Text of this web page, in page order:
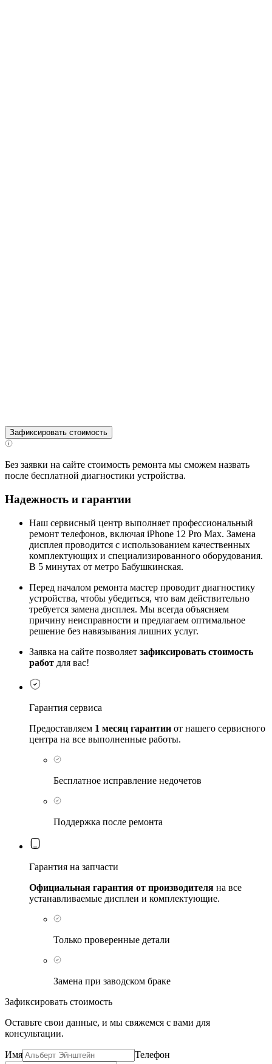
Зафиксировать стоимость
Без заявки на сайте стоимость ремонта мы сможем назвать
после бесплатной диагностики устройства.
Надежность и гарантии
Наш сервисный центр выполняет профессиональный
ремонт телефонов, включая iPhone 12 Pro Max. Замена
дисплея проводится с использованием качественных
комплектующих и специализированного оборудования.
В 5 минутах от метро Бабушкинская.
Перед началом ремонта мастер проводит диагностику
устройства, чтобы убедиться, что вам действительно
требуется замена дисплея. Мы всегда объясняем
причину неисправности и предлагаем оптимальное
решение без навязывания лишних услуг.
Заявка на сайте позволяет зафиксировать стоимость
работ для вас!
Гарантия сервиса
Предоставляем 1 месяц гарантии от нашего сервисного
центра на все выполненные работы.
Бесплатное исправление недочетов
Поддержка после ремонта
Гарантия на запчасти
Официальная гарантия от производителя на все
устанавливаемые дисплеи и комплектующие.
Только проверенные детали
Замена при заводском браке
Зафиксировать стоимость
Оставьте свои данные, и мы свяжемся с вами для
консультации.
Имя Телефон